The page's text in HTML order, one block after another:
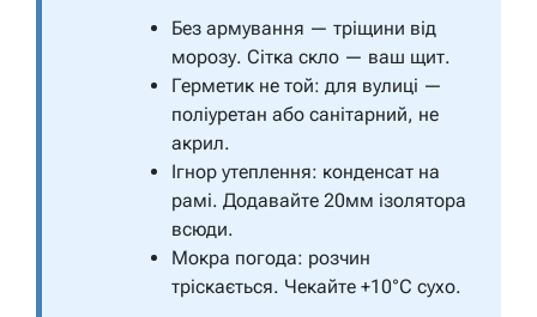
Без армування — тріщини від
морозу. Сітка скло — ваш щит.
Герметик не той: для вулиці —
поліуретан або санітарний, не
акрил.
Ігнор утеплення: конденсат на
рамі. Додавайте 20мм ізолятора
всюди.
Мокра погода: розчин
тріскається. Чекайте +10°C сухо.